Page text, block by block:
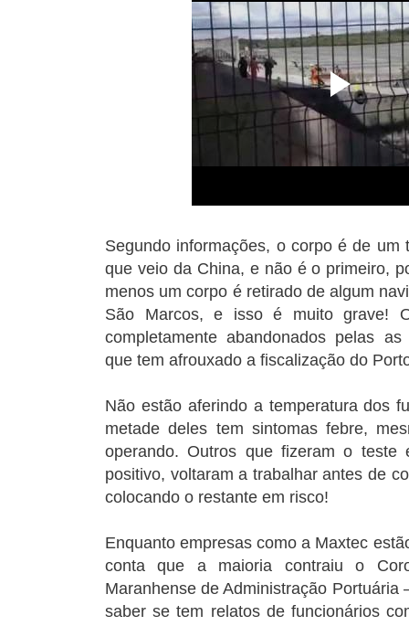
Segundo informações, o corpo é de um
que veio da China, e não é o primeiro,
menos um corpo é retirado de algum
São Marcos, e isso é muito grave!
completamente abandonados pelas
que tem afrouxado a fiscalização do
Não estão aferindo a temperatura dos
metade deles tem sintomas febre,
operando. Outros que fizeram o teste
positivo, voltaram a trabalhar antes de
colocando o restante em risco!
Enquanto empresas como a Maxtec
conta que a maioria contraiu o
Maranhense de Administração Portuária
saber se tem relatos de funcionários